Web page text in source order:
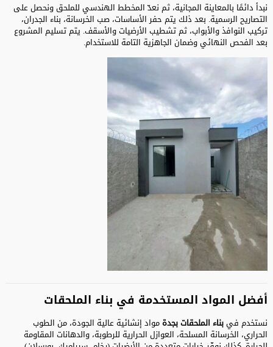
نبدأ دائمًا بالمعاينة المجانية، ثم نعدّ المخطط الهندسي للملحق ونحصل على
التصاريح الرسمية. بعد ذلك يتم حفر الأساسات، صب الخرسانة، بناء الجدران،
تركيب النوافذ والأبواب، ثم تشطيب الأرضيات والأسقف. يتم تسليم المشروع
بعد الفحص النهائي وضمان الجاهزية التامة للاستخدام.
أفضل المواد المستخدمة في بناء الملحقات
نستخدم فيبناء الملحقات بجدةمواد إنشائية عالية الجودة، من الطوب
الحراري، الخرسانة المسلحة، العوازل الحرارية للرطوبة، والدهانات المقاومة